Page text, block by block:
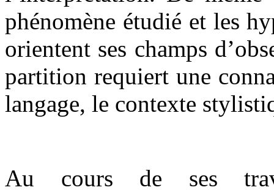
phénomène étudié et les
orientent ses champs
partition requiert une
langage, le contexte
Au cours de ses